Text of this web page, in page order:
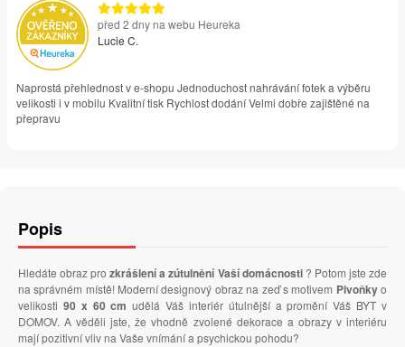
před 2 dny na webu Heureka
Lucie C.
Naprostá přehlednost v e-shopu Jednoduchost nahrávání fotek a výběru
velikosti i v mobilu Kvalitní tisk Rychlost dodání Velmi dobře zajištěné na
přepravu
Popis
Hledáte obraz prozkrášlení a zútulnění Vaší domácnosti? Potom jste zde
na správném místě! Moderní designový obraz na zeď s motivem Pivoňkyo
velikosti 90 x 60 cm udělá Váš interiér útulnější a promění Váš BYT v
DOMOV. A věděli jste, že vhodně zvolené dekorace a obrazy v interiéru
mají pozitivní vliv na Vaše vnímání a psychickou pohodu?